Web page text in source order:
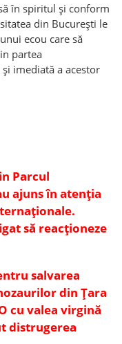
în spiritul și conform
din București le
ecou care să
partea
imediată a acestor
Parcul
ajuns în atenția
să reacționeze
salvarea
din Țara
cu valea virgină
distrugerea